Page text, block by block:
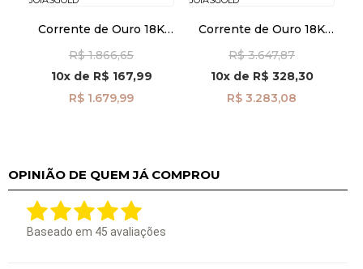
Corrente de Ouro 18K
com 45cm co02875
R$ 1.866,65
10xde R$ 167,99
R$ 1.679,99
Corrente de Ouro 18K
com 60cm CO01494
R$ 3.647,87
10xde R$ 328,30
R$ 3.283,08
OPINIÃO DE QUEM JÁ COMPROU
Baseado em 45 avaliações